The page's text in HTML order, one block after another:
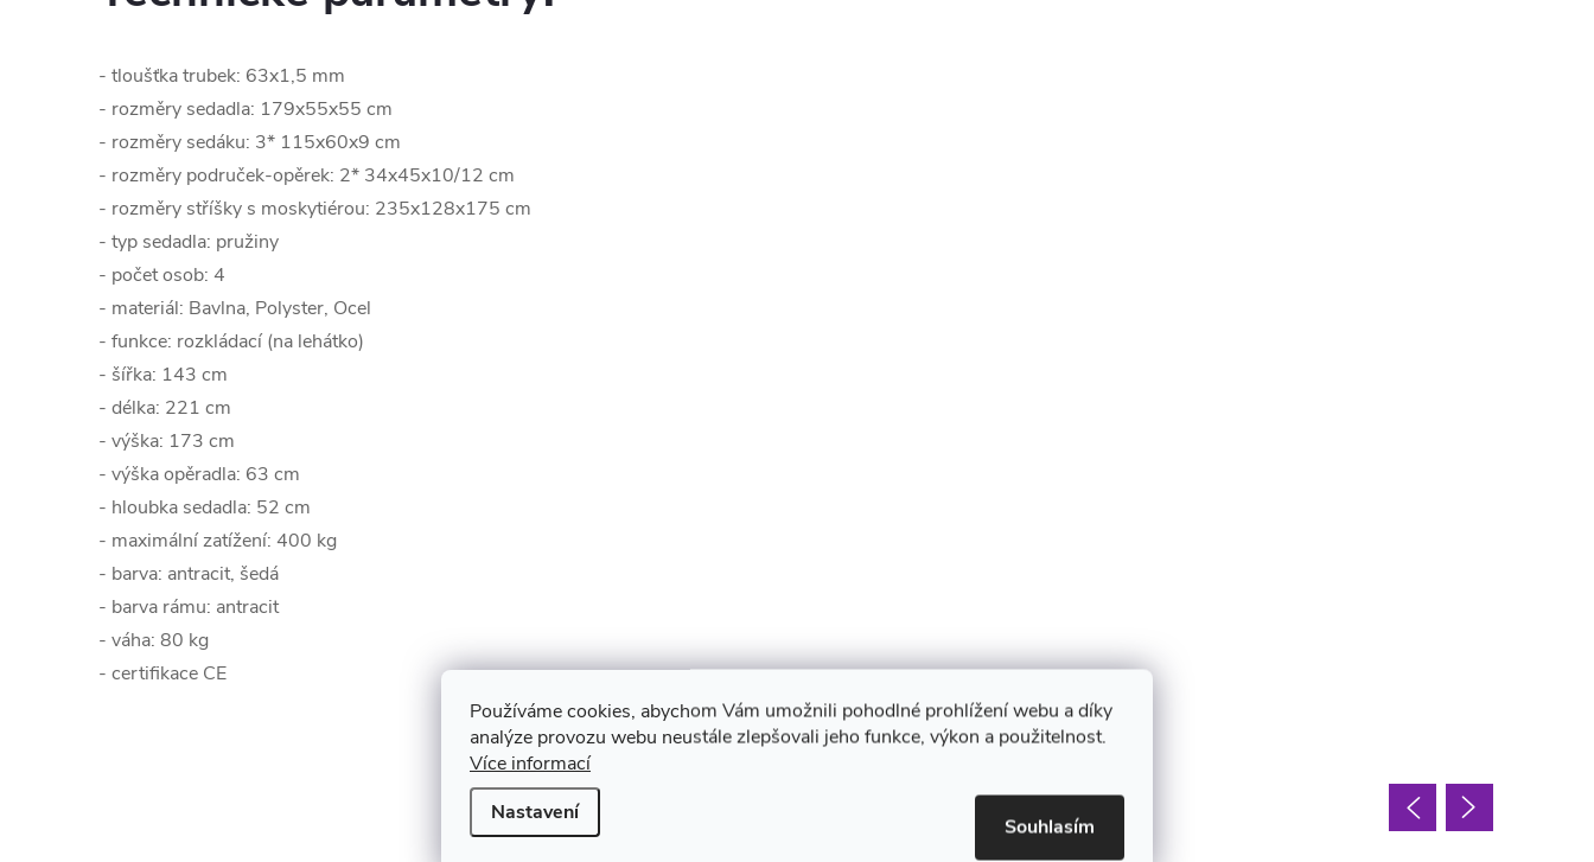
Používáme cookies, abychom Vám umožnili pohodlné prohlížení webu a díky
analýze provozu webu neustále zlepšovali jeho funkce, výkon a použitelnost.
Více informací
Nastavení
Souhlasím
- tloušťka trubek: 63x1,5 mm
- rozměry sedadla: 179x55x55 cm
- rozměry sedáku: 3* 115x60x9 cm
- rozměry područek-opěrek: 2* 34x45x10/12 cm
- rozměry stříšky s moskytiérou: 235x128x175 cm
- typ sedadla: pružiny
- počet osob: 4
- materiál: Bavlna, Polyster, Ocel
- funkce: rozkládací (na lehátko)
- šířka: 143 cm
- délka: 221 cm
- výška: 173 cm
- výška opěradla: 63 cm
- hloubka sedadla: 52 cm
- maximální zatížení: 400 kg
- barva: antracit, šedá
- barva rámu: antracit
- váha: 80 kg
- certifikace CE
K tomuto produktu doporučujeme ještě dokoupit